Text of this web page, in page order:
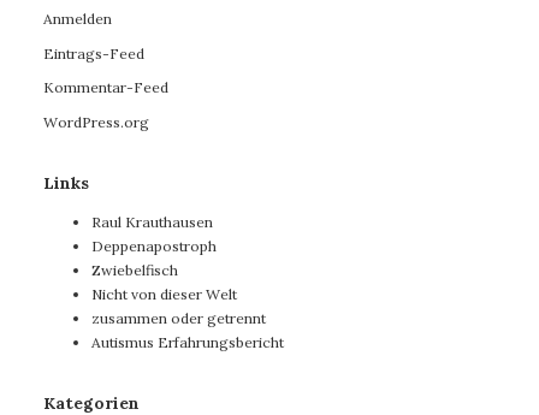
Anmelden
Eintrags-Feed
Kommentar-Feed
WordPress.org
Links
Raul Krauthausen
Deppenapostroph
Zwiebelfisch
Nicht von dieser Welt
zusammen oder getrennt
Autismus Erfahrungsbericht
Kategorien